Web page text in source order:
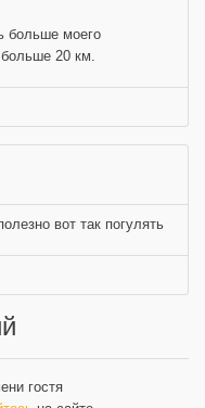
больше моего
20 км.
вот так погулять
гостя